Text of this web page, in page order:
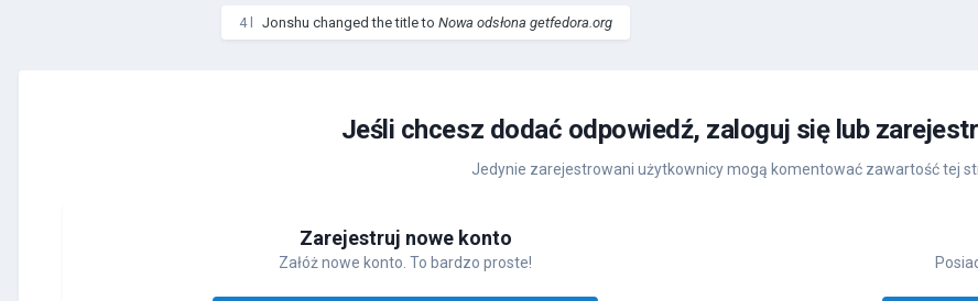
4 l Jonshu changed the title to Nowa odsłona getfedora.org
Jeśli chcesz dodać odpowiedź, zaloguj się lub
Jedynie zarejestrowani użytkownicy mogą komentować zawartość tej
Zarejestruj nowe konto
Załóż nowe konto. To bardzo proste!